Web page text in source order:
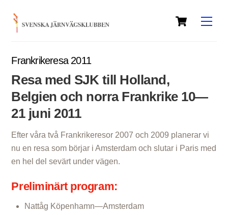
content
Cart
Frankrikeresa 2011
Resa med SJK till Holland,
Belgien och norra Frankrike 10—
21 juni 2011
Efter våra två Frankrikeresor 2007 och 2009 planerar vi
nu en resa som börjar i Amsterdam och slutar i Paris med
en hel del sevärt under vägen.
Preliminärt program:
Nattåg Köpenhamn—Amsterdam